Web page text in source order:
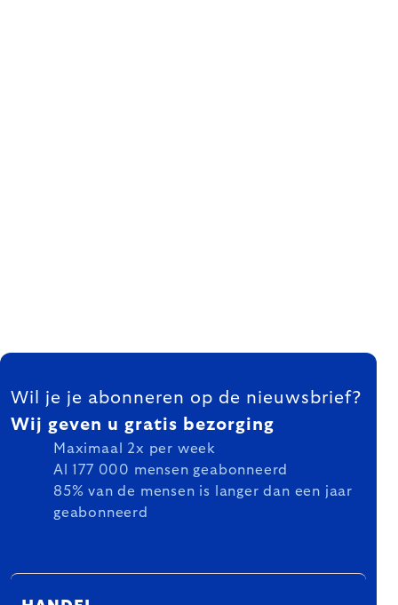
FOOTER
Wil je je abonneren op de nieuwsbrief?
Wij geven u gratis bezorging
Maximaal 2x per week
Al 177 000 mensen geabonneerd
85% van de mensen is langer dan een jaar
geabonneerd